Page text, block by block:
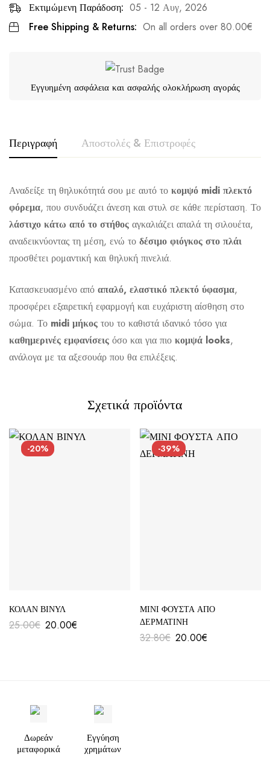
Εκτιμώμενη Παράδοση: 05 - 12 Αυγ, 2026
Free Shipping & Returns: On all orders over 80.00€
Εγγυημένη ασφάλεια και ασφαλής ολοκλήρωση αγοράς
Περιγραφή Αποστολές & Επιστροφές
Αναδείξε τη θηλυκότητά σου με αυτό το κομψό midi πλεκτό
φόρεμα, που συνδυάζει άνεση και στυλ σε κάθε περίσταση. Το
λάστιχο κάτω από το στήθος αγκαλιάζει απαλά τη σιλουέτα,
αναδεικνύοντας τη μέση, ενώ το δέσιμο φιόγκος στο πλάι
προσθέτει ρομαντική και θηλυκή πινελιά.
Κατασκευασμένο από απαλό, ελαστικό πλεκτό ύφασμα,
προσφέρει εξαιρετική εφαρμογή και ευχάριστη αίσθηση στο
σώμα. Το midi μήκος του το καθιστά ιδανικό τόσο για
καθημερινές εμφανίσεις όσο και για πιο κομψά looks,
ανάλογα με τα αξεσουάρ που θα επιλέξεις.
Αποστολή σε επαρχία: 3,90€
Αντικαταβολή: 2,50€
Σχετικά προϊόντα
-20%
ΚΟΛΑΝ ΒΙΝΥΛ
25.00€ 20.00€
-39%
ΜΙΝΙ ΦΟΥΣΤΑ ΑΠΟ
ΔΕΡΜΑΤΙΝΗ
32.80€ 20.00€
Δωρεάν
μεταφορικά
Εγγύηση
χρημάτων